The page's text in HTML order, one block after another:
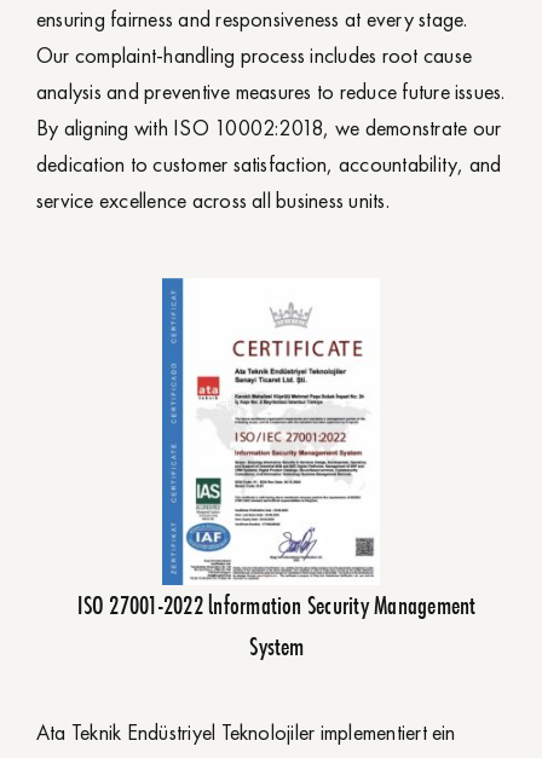
ensuring fairness and responsiveness at every stage.
Our complaint-handling process includes root cause
analysis and preventive measures to reduce future issues.
By aligning with ISO 10002:2018, we demonstrate our
dedication to customer satisfaction, accountability, and
service excellence across all business units.
ISO 27001-2022 lnformation Security Management
System
Ata Teknik Endüstriyel Teknolojiler implementiert ein